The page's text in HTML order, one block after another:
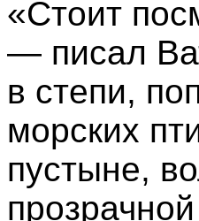
«Стоит
— писал
в степи,
морских
пустыне,